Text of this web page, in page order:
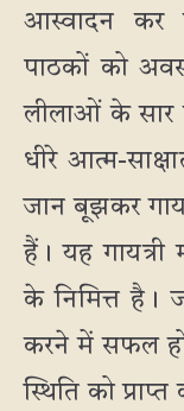
आस्वादन कर
पाठकों को
लीलाओं के सार
धीरे आत्म-
जान बूझकर
हैं। यह गायत्री
के निमित्त है।
करने में सफल हो
स्थिति को